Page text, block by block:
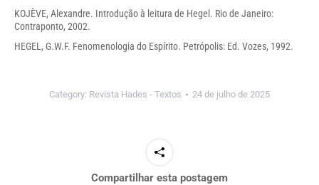
KOJÈVE, Alexandre. Introdução à leitura de Hegel. Rio de Janeiro:
Contraponto, 2002.
HEGEL, G.W.F. Fenomenologia do Espírito. Petrópolis: Ed. Vozes, 1992.
Category: Revista Hades - Textos 24 de julho de 2025
Compartilhar esta postagem